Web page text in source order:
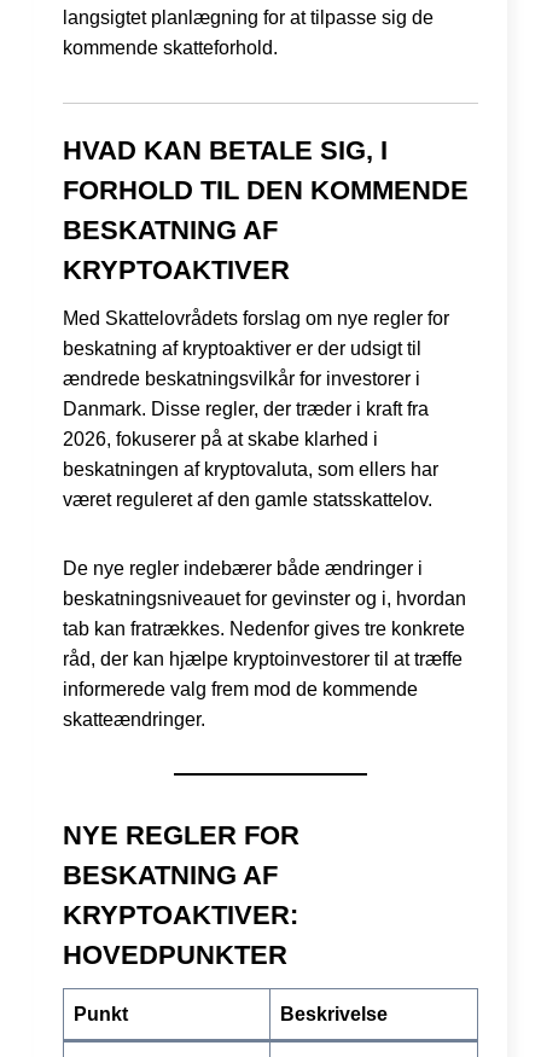
langsigtet planlægning for at tilpasse sig de
kommende skatteforhold.
HVAD KAN BETALE SIG, I
FORHOLD TIL DEN KOMMENDE
BESKATNING AF
KRYPTOAKTIVER
Med Skattelovrådets forslag om nye regler for
beskatning af kryptoaktiver er der udsigt til
ændrede beskatningsvilkår for investorer i
Danmark. Disse regler, der træder i kraft fra
2026, fokuserer på at skabe klarhed i
beskatningen af kryptovaluta, som ellers har
været reguleret af den gamle statsskattelov.
De nye regler indebærer både ændringer i
beskatningsniveauet for gevinster og i, hvordan
tab kan fratrækkes. Nedenfor gives tre konkrete
råd, der kan hjælpe kryptoinvestorer til at træffe
informerede valg frem mod de kommende
skatteændringer.
NYE REGLER FOR
BESKATNING AF
KRYPTOAKTIVER:
HOVEDPUNKTER
Punkt Beskrivelse